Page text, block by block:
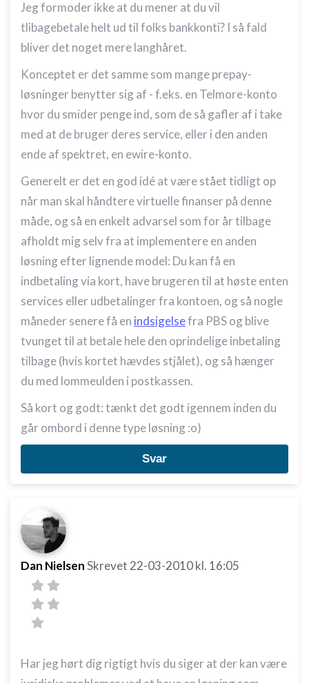
Jeg formoder ikke at du mener at du vil
tlibagebetale helt ud til folks bankkonti? I så fald
bliver det noget mere langhåret.
Konceptet er det samme som mange prepay-
løsninger benytter sig af - f.eks. en Telmore-konto
hvor du smider penge ind, som de så gafler af i take
med at de bruger deres service, eller i den anden
ende af spektret, en ewire-konto.
Generelt er det en god idé at være stået tidligt op
når man skal håndtere virtuelle finanser på denne
måde, og så en enkelt advarsel som for år tilbage
afholdt mig selv fra at implementere en anden
løsning efter lignende model: Du kan få en
indbetaling via kort, have brugeren til at høste enten
services eller udbetalinger fra kontoen, og så nogle
måneder senere få en indsigelsefra PBS og blive
tvunget til at betale hele den oprindelige inbetaling
tilbage (hvis kortet hævdes stjålet), og så hænger
du med lommeulden i postkassen.
Så kort og godt: tænkt det godt igennem inden du
går ombord i denne type løsning :o)
Svar
Dan NielsenSkrevet 22-03-2010kl. 16:05
Har jeg hørt dig rigtigt hvis du siger at der kan være